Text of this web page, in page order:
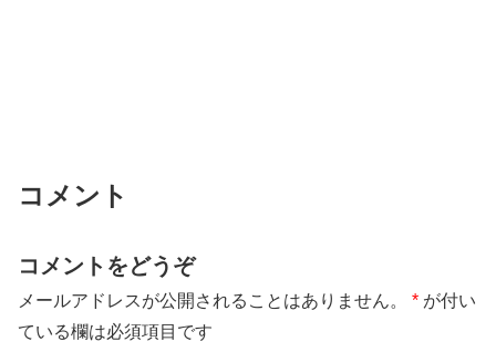
コメント
コメントをどうぞ
メールアドレスが公開されることはありません。 * が付い
ている欄は必須項目です